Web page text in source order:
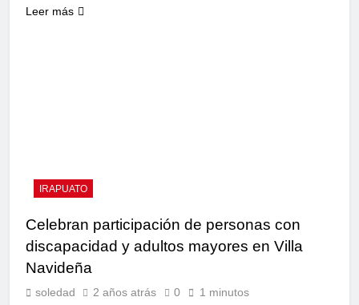
Leer más
IRAPUATO
Celebran participación de personas con
discapacidad y adultos mayores en Villa
Navideña
soledad 2 años atrás 0 1 minutos